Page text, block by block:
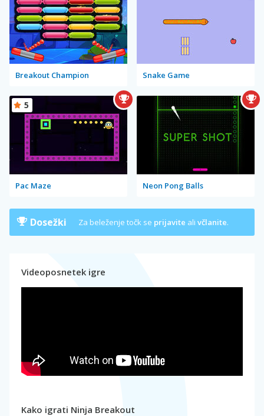
Breakout Champion Snake Game
Pac Maze
5
Neon Pong Balls
Dosežki Za beleženje točk se prijavite ali včlanite.
Videoposnetek igre
Kako igrati Ninja Breakout